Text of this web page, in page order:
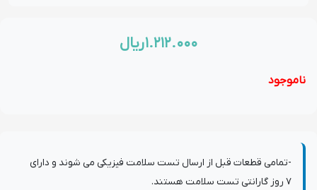
۱.۲۱۲.۰۰۰ریال
ناموجود
-تمامی قطعات قبل از ارسال تست سلامت فیزیکی می شوند و دارای
7 روز گارانتی تست سلامت هستند.